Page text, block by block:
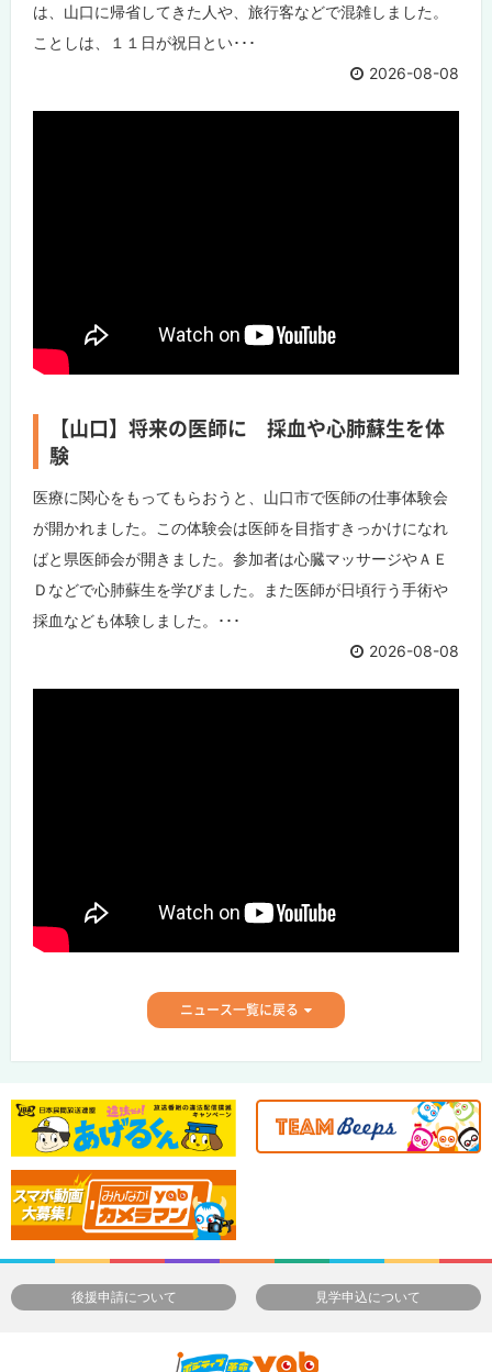
は、山口に帰省してきた人や、旅行客などで混雑しました。
ことしは、１１日が祝日とい･･･
2026-08-08
【山口】将来の医師に 採血や心肺蘇生を体
験
医療に関心をもってもらおうと、山口市で医師の仕事体験会
が開かれました。この体験会は医師を目指すきっかけになれ
ばと県医師会が開きました。参加者は心臓マッサージやＡＥ
Ｄなどで心肺蘇生を学びました。また医師が日頃行う手術や
採血なども体験しました。･･･
2026-08-08
ニュース一覧に戻る
後援申請について 見学申込について